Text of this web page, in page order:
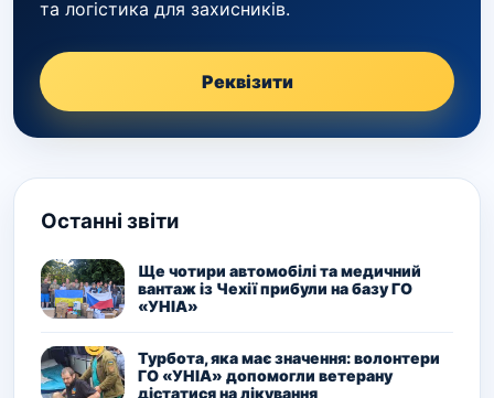
та логістика для захисників.
Реквізити
Останні звіти
Ще чотири автомобілі та медичний
вантаж із Чехії прибули на базу ГО
«УНІА»
Турбота, яка має значення: волонтери
ГО «УНІА» допомогли ветерану
дістатися на лікування